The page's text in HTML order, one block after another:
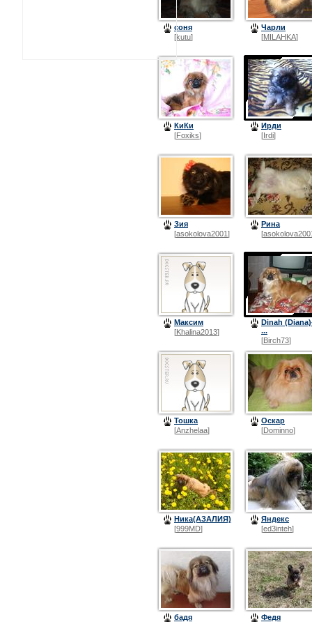
соня
[kutu]
Чарли
[MILAHKA]
КиКи
[Foxiks]
Ирди
[Irdi]
Зия
[asokolova2001]
Рина
[
Максим
[Khalina2013]
Dinah
...
[Birch73]
Тошка
[Anzhelaa]
Оскар
[Dominno]
Ника(АЗАЛИЯ)
[999MD]
Яндекс
[ed3inteh]
бадя
Федя